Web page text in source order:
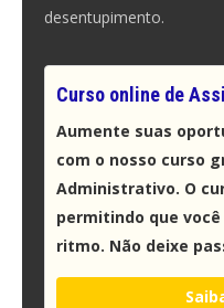
desentupimento.
Curso online de
Aumente suas
com o nosso curso
Administrativo. O
permitindo que
ritmo. Não deixe